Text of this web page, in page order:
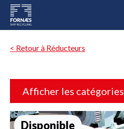
< Retour à Réducteurs
Afficher les catégories
Disponible